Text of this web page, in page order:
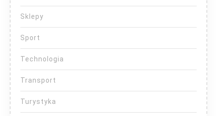
Sklepy
Sport
Technologia
Transport
Turystyka